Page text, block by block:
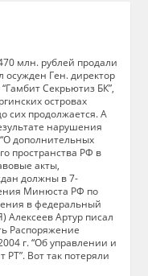
млн. рублей продали
осужден Ген. директор
Секрьютиз БК”,
островах
сих продолжается. А
нарушения
дополнительных
пространства РФ в
акты,
должны в 7-
Минюста РФ по
в федеральный
Алексеев Артур писал
Распоряжение
г. “Об управлении и
Вот так потеряли